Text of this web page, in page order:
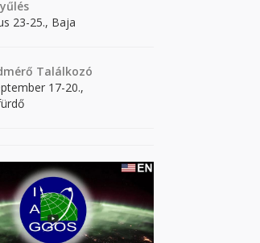
23-25., Baja
Találkozó
17-20.,